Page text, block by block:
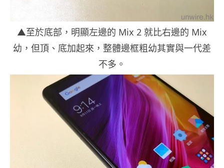
▲至於底部，明顯左邊的 Mix 2 就比右邊的 Mix
幼，但頂、底加起來，整體邊框粗幼其實與一代差
不多。